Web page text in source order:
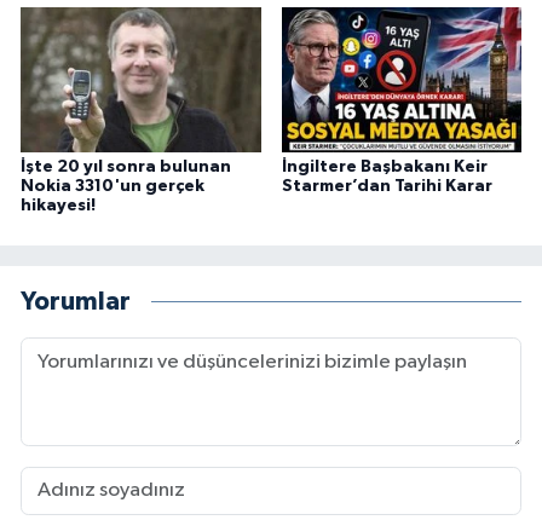
İşte 20 yıl sonra bulunan
Nokia 3310'un gerçek
hikayesi!
İngiltere Başbakanı Keir
Starmer’dan Tarihi Karar
Yorumlar